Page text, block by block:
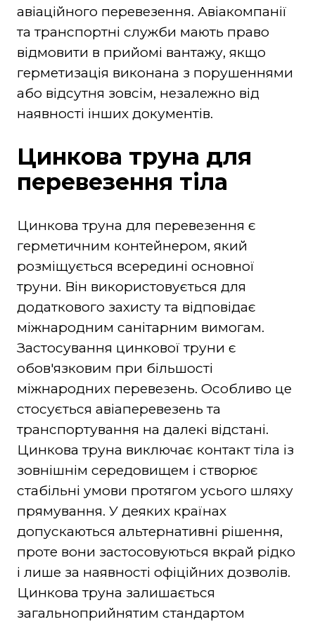
авіаційного перевезення. Авіакомпанії
та транспортні служби мають право
відмовити в прийомі вантажу, якщо
герметизація виконана з порушеннями
або відсутня зовсім, незалежно від
наявності інших документів.
Цинкова труна для
перевезення тіла
Цинкова труна для перевезення є
герметичним контейнером, який
розміщується всередині основної
труни. Він використовується для
додаткового захисту та відповідає
міжнародним санітарним вимогам.
Застосування цинкової труни є
обов'язковим при більшості
міжнародних перевезень. Особливо це
стосується авіаперевезень та
транспортування на далекі відстані.
Цинкова труна виключає контакт тіла із
зовнішнім середовищем і створює
стабільні умови протягом усього шляху
прямування. У деяких країнах
допускаються альтернативні рішення,
проте вони застосовуються вкрай рідко
і лише за наявності офіційних дозволів.
Цинкова труна залишається
загальноприйнятим стандартом